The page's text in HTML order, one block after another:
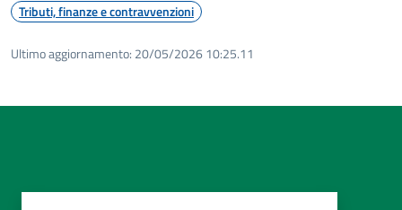
Tributi, finanze e contravvenzioni
Ultimo aggiornamento: 20/05/2026 10:25.11